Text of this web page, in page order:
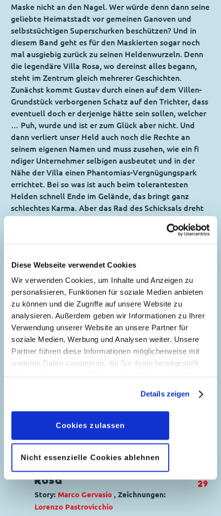
Diese Webseite verwendet Cookies
Wir verwenden Cookies, um Inhalte und Anzeigen zu
personalisieren, Funktionen für soziale Medien anbieten
zu können und die Zugriffe auf unsere Website zu
analysieren. Außerdem geben wir Informationen zu Ihrer
Verwendung unserer Website an unsere Partner für
soziale Medien, Werbung und Analysen weiter. Unsere
Partner führen diese Informationen möglicherweise mit
weiteren Daten zusammen, die Sie ihnen bereitgestellt
geben, können Sie diese jederzeit in der
Datenschutzerklärungwieder widerrufen.
Details zeigen
Cookies zulassen
Nicht essenzielle Cookies ablehnen
Maske nicht an den Nagel. Wer würde denn dann seine
geliebte Heimatstadt vor gemeinen Ganoven und
selbstsüchtigen Superschurken beschützen? Und in
diesem Band geht es für den Maskierten sogar noch
mal ausgiebig zurück zu seinen Heldenwurzeln. Denn
die legendäre Villa Rosa, wo dereinst alles begann,
steht im Zentrum gleich mehrerer Geschichten.
Zunächst kommt Gustav durch einen auf dem Villen-
Grundstück verborgenen Schatz auf den Trichter, dass
eventuell doch er derjenige hätte sein sollen, welcher
… Puh, wurde und ist er zum Glück aber nicht. Und
dann verliert unser Held auch noch die Rechte an
seinem eigenen Namen und muss zusehen, wie ein fi
ndiger Unternehmer selbigen ausbeutet und in der
Nähe der Villa einen Phantomias-Vergnügungspark
errichtet. Bei so was ist auch beim tolerantesten
Helden schnell Ende im Gelände, das bringt ganz
schlechtes Karma. Aber das Rad des Schicksals dreht
Ultimativ heldenhaft – LTB Ultimate Phantomias!
Inhaltsverzeichnis
Der Druide ist los!
Story:Giorgio Fontana , Zeichnungen:Lara
Molinari
Genre:Superhelden
Charaktere:Phantomias ,Donald Duck,
Originaltitel: Paperinik e l'attacco druidico
Ursprung: Italien
Erstveröffentlichung:05.01.2019
Gerangel um die Villa
Rosa
Story: Marco Gervasio , Zeichnungen:
Lorenzo Pastrovicchio
29